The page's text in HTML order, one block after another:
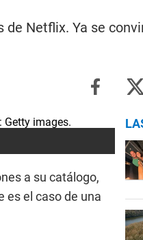
Netflix. Ya se
a su catálogo,
es el caso de una